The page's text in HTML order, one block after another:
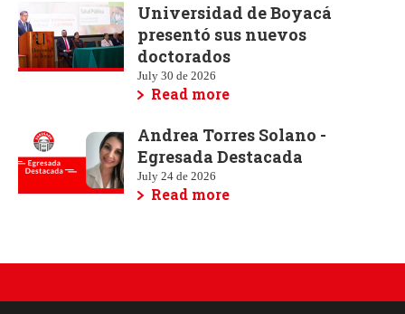
Universidad de Boyacá
presentó sus nuevos
doctorados
July 30 de 2026
Read more
Andrea Torres Solano -
Egresada Destacada
July 24 de 2026
Read more